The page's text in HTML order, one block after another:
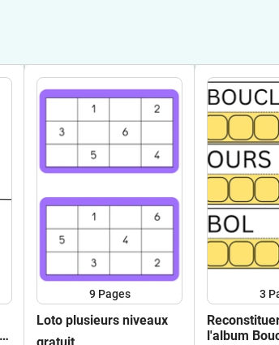
9 Pages
Loto plusieurs niveaux
3
l'album